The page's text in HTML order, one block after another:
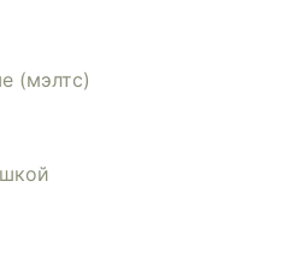
(мэлтс)